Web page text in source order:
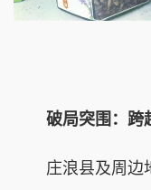
破局突围：跨
庄浪县及周边地